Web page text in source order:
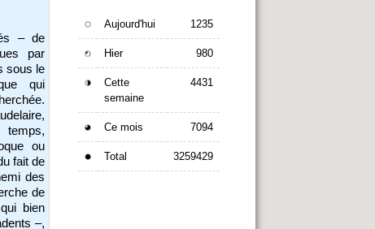
– de
par
sous le
qui
ou
fait de
des
de
bien
–,
Aujourd'hui 1235
Hier 980
Cette
semaine
4431
Ce mois 7094
Total 3259429